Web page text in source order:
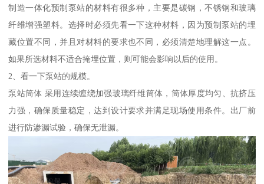
制造一体化预制泵站的材料有很多种，主要是碳钢，不锈钢和玻璃
纤维增强塑料。选择时必须先看一下这种材料，因为预制泵站的埋
藏位置不同，并且对材料的要求也不同，必须清楚地理解这一点。
如果所选材料不适合掩埋位置，则可能会影响以后的使用。
2、看一下泵站的规模。
泵站筒体 采用连续缠绕加强玻璃纤维筒体，筒体厚度均匀、抗挤压
力强，确保质量稳定，达到设计要求并满足现场使用条件。出厂前
进行防渗漏试验，确保无泄漏。